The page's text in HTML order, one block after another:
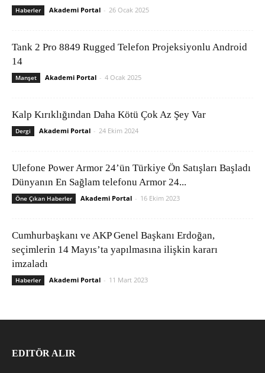
Haberler Akademi Portal - 26 Ocak 2025
Tank 2 Pro 8849 Rugged Telefon Projeksiyonlu Android
14
Manşet Akademi Portal - 4 Ocak 2025
Kalp Kırıklığından Daha Kötü Çok Az Şey Var
Dergi Akademi Portal - 24 Ekim 2024
Ulefone Power Armor 24’ün Türkiye Ön Satışları Başladı
Dünyanın En Sağlam telefonu Armor 24...
Öne Çıkan Haberler Akademi Portal - 16 Ekim 2023
Cumhurbaşkanı ve AKP Genel Başkanı Erdoğan,
seçimlerin 14 Mayıs’ta yapılmasına ilişkin kararı
imzaladı
Haberler Akademi Portal - 11 Mart 2023
EDITÖR ALIR